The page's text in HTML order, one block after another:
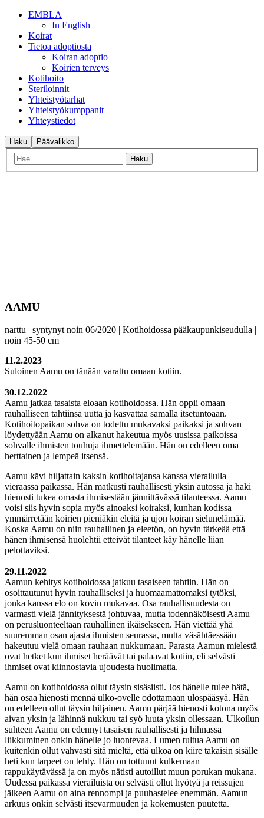
EMBLA
In English
Koirat
Tietoa adoptiosta
Koiran adoptio
Koirien terveys
Kotihoito
Steriloinnit
Yhteistyötarhat
Yhteistyökumppanit
Yhteystiedot
Haku Päävalikko
AAMU
narttu | syntynyt noin 06/2020 | Kotihoidossa pääkaupunkiseudulla |
noin 45-50 cm
11.2.2023
Suloinen Aamu on tänään varattu omaan kotiin.
30.12.2022
Aamu jatkaa tasaista eloaan kotihoidossa. Hän oppii omaan
rauhalliseen tahtiinsa uutta ja kasvattaa samalla itsetuntoaan.
Kotihoitopaikan sohva on todettu mukavaksi paikaksi ja sohvan
löydettyään Aamu on alkanut hakeutua myös uusissa paikoissa
sohvalle ihmisten touhuja ihmettelemään. Hän on edelleen oma
herttainen ja lempeä itsensä.
Aamu kävi hiljattain kaksin kotihoitajansa kanssa vierailulla
vieraassa paikassa. Hän matkusti rauhallisesti yksin autossa ja haki
hienosti tukea omasta ihmisestään jännittävässä tilanteessa. Aamu
voisi siis hyvin sopia myös ainoaksi koiraksi, kunhan kodissa
ymmärretään koirien pieniäkin eleitä ja ujon koiran sielunelämää.
Koska Aamu on niin rauhallinen ja eleetön, on hyvin tärkeää että
hänen ihmisensä huolehtii etteivät tilanteet käy hänelle liian
pelottaviksi.
29.11.2022
Aamun kehitys kotihoidossa jatkuu tasaiseen tahtiin. Hän on
osoittautunut hyvin rauhalliseksi ja huomaamattomaksi tytöksi,
jonka kanssa elo on kovin mukavaa. Osa rauhallisuudesta on
varmasti vielä jännityksestä johtuvaa, mutta todennäköisesti Aamu
on perusluonteeltaan rauhallinen ikäisekseen. Hän viettää yhä
suuremman osan ajasta ihmisten seurassa, mutta väsähtäessään
hakeutuu vielä omaan rauhaan nukkumaan. Parasta Aamun mielestä
ovat hetket kun ihmiset heräävät tai palaavat kotiin, eli selvästi
ihmiset ovat kiinnostavia ujoudesta huolimatta.
Aamu on kotihoidossa ollut täysin sisäsiisti. Jos hänelle tulee hätä,
hän osaa hienosti mennä ulko-ovelle odottamaan ulospääsyä. Hän
on edelleen ollut täysin hiljainen. Aamu pärjää hienosti kotona myös
aivan yksin ja lähinnä nukkuu tai syö luuta yksin ollessaan. Ulkoilun
suhteen Aamu on edennyt tasaisen rauhallisesti ja hihnassa
liikkuminen onkin hänelle jo luontevaa. Lumen tultua Aamu on
kuitenkin ollut vahvasti sitä mieltä, että ulkoa on kiire takaisin sisälle
heti kun tarpeet on tehty. Hän on tottunut kulkemaan
rappukäytävässä ja on myös nätisti autoillut muun porukan mukana.
Uudessa paikassa vierailuista on selvästi ollut hyötyä ja reissujen
jälkeen Aamu on aina rennompi ja puuhastelee enemmän. Aamun
arkuus onkin selvästi itsevarmuuden ja kokemusten puutetta.